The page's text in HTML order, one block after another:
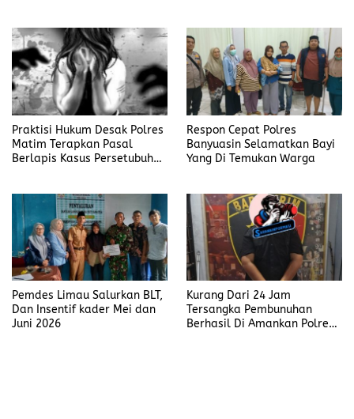
Praktisi Hukum Desak Polres
Matim Terapkan Pasal
Berlapis Kasus Persetubuhan
Respon Cepat Polres
Banyuasin Selamatkan Bayi
Yang Di Temukan Warga
Pemdes Limau Salurkan BLT,
Dan Insentif kader Mei dan
Juni 2026
Kurang Dari 24 Jam
Tersangka Pembunuhan
Berhasil Di Amankan Polres